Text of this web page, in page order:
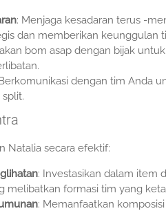
: Menjaga kesadaran terus -
dan memberikan keunggulan
bom asap dengan bijak
dengan tim Anda
Natalia secara efektif:
: Investasikan dalam item
melibatkan formasi tim yang
: Memanfaatkan